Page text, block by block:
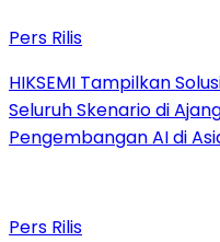
Pers Rilis
HIKSEMI Tampilkan
Seluruh Skenario di
Pengembangan AI di
Pers Rilis